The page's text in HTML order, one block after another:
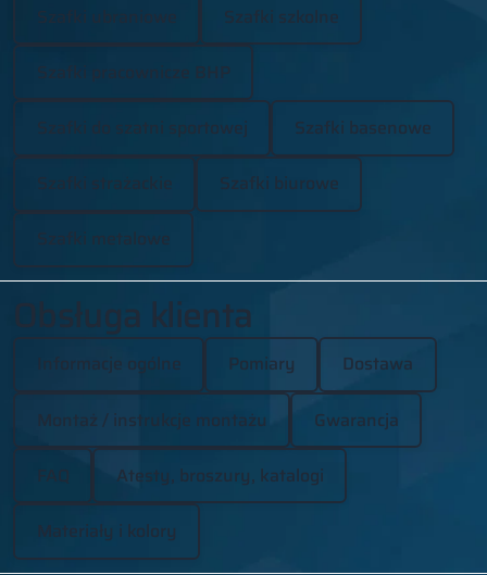
Szafki szkolne
Szafki do szatni sportowej Szafki basenowe
Szafki strażackie Szafki biurowe
Szafki metalowe
Obsługa klienta
Informacje ogólne Pomiary Dostawa
Montaż / instrukcje montażu Gwarancja
FAQ Atesty, broszury, katalogi
Materiały i kolory